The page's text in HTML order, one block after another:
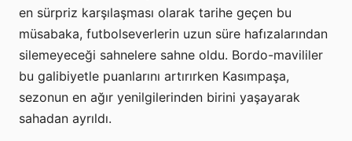
en sürpriz karşılaşması olarak tarihe geçen bu
müsabaka, futbolseverlerin uzun süre hafızalarından
silemeyeceği sahnelere sahne oldu. Bordo-mavililer
bu galibiyetle puanlarını artırırken Kasımpaşa,
sezonun en ağır yenilgilerinden birini yaşayarak
sahadan ayrıldı.